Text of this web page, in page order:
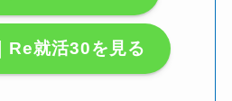
Re就活30を見る